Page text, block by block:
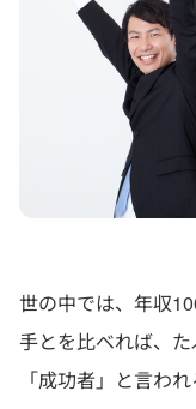
世の中では、年収
手とを比べれば、
「成功者」と言われ